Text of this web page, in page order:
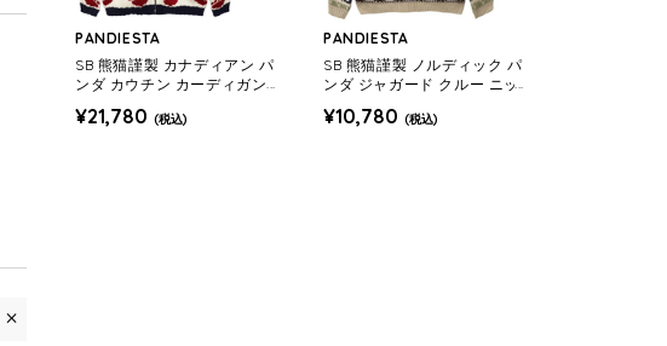
PANDIESTA
SB 熊猫謹製 カナディアン パ
ンダ カウチン カーディガン ジ
MENS)
¥21,780 (税込)
PANDIESTA
SB 熊猫謹製 ノルディック パ
ンダ ジャガード クルー ニット
¥10,780 (税込)